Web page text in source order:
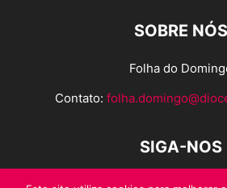
SOBRE NÓS
Folha do
Contato:
SIGA-NOS